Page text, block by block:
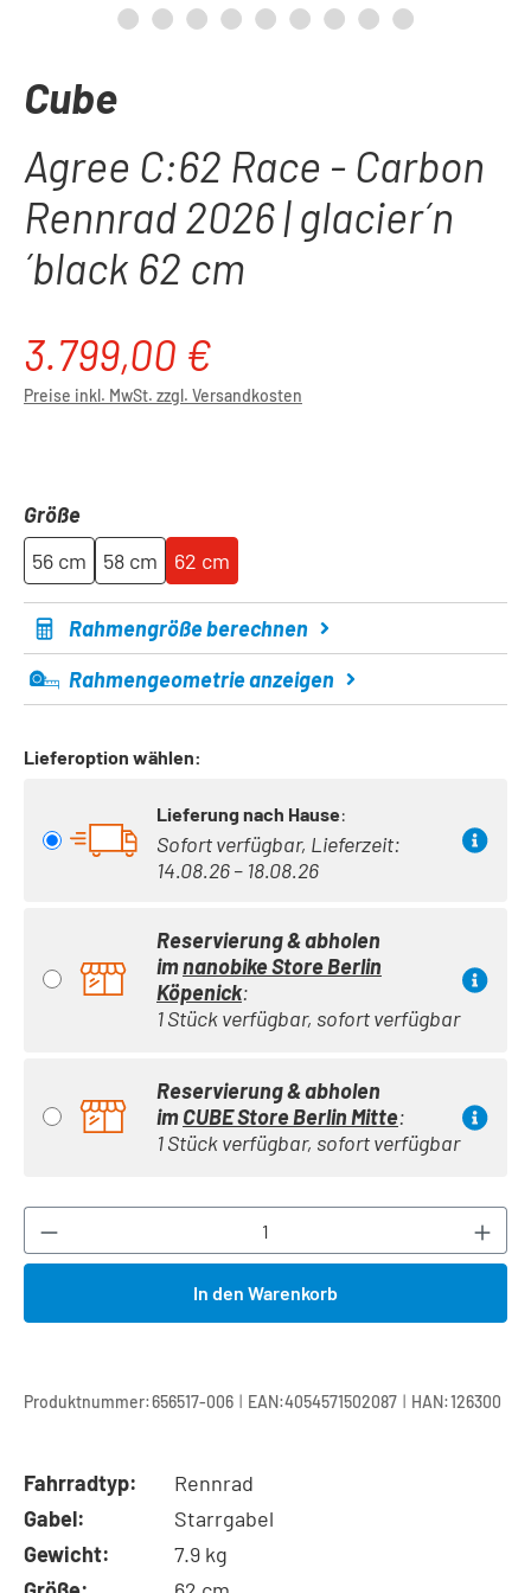
Cube
Agree C:62 Race - Carbon
Rennrad 2026 | glacier´n
´black 62 cm
Regulärer Preis:
3.799,00 €
Preise inkl. MwSt. zzgl. Versandkosten
Größeauswählen
56 cm
58 cm 62 cm
Rahmengröße berechnen
Rahmengeometrie anzeigen
Lieferoption wählen:
Lieferung nach Hause:
Sofort verfügbar, Lieferzeit:
14.08.26 – 18.08.26
Reservierung & abholen
imnanobike Store Berlin
Köpenick:
1 Stück verfügbar, sofort verfügbar
Reservierung & abholen
imCUBE Store Berlin Mitte:
1 Stück verfügbar, sofort verfügbar
Produkt Anzahl: Gib den gewünschten
In den Warenkorb
Produktnummer:656517-006 | EAN:4054571502087 | HAN:126300
Fahrradtyp:
Rennrad
Gabel:
Starrgabel
Gewicht:
7.9 kg